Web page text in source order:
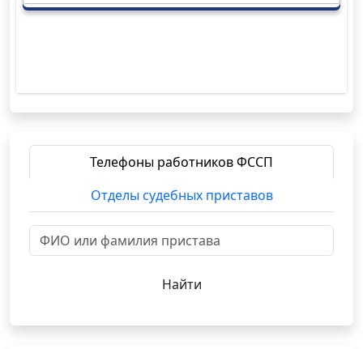
Телефоны работников ФССП
Отделы судебных приставов
Найти